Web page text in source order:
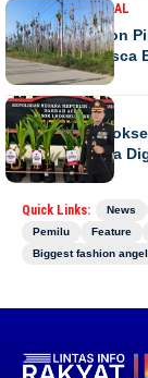
DAERAHNASIONAL
Ribuan Pohon
Terpuruk Pasca
DAERAHNEWS
Kapolres
Papan Bunga
Quick Links: News
Pemilu
Feature
Biggest fashion angel